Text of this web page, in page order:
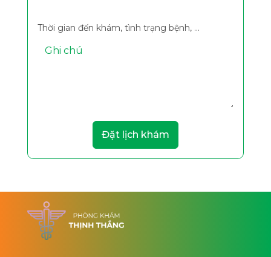
Thời gian đến khám, tình trạng bệnh, ...
Đặt lịch khám